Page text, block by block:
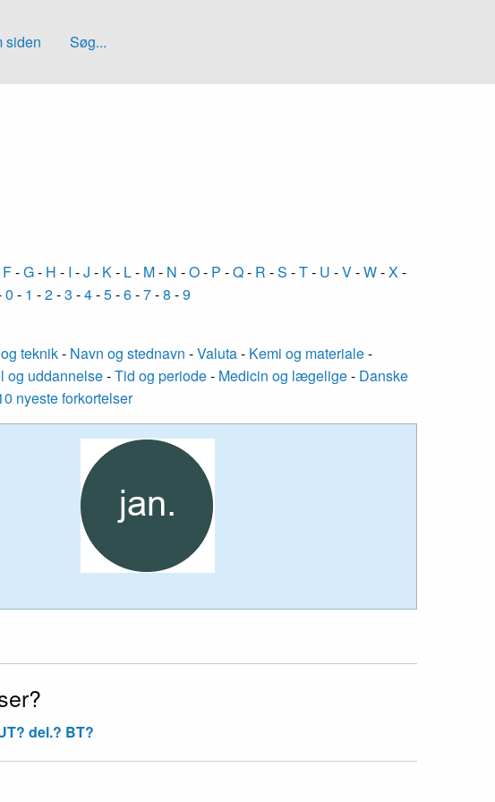
siden Søg...
F-G- H - I -J - K- L- M- N -O- P -Q- R -S -T- U -V-W-X-
0 - 1 -2-3 -4-5-6-7-8 -9
teknik- Navn og stednavn -Valuta- Kemi og materiale-
og uddannelse-Tid og periode- Medicin og lægelige- Danske
nyeste forkortelser
del.? BT?